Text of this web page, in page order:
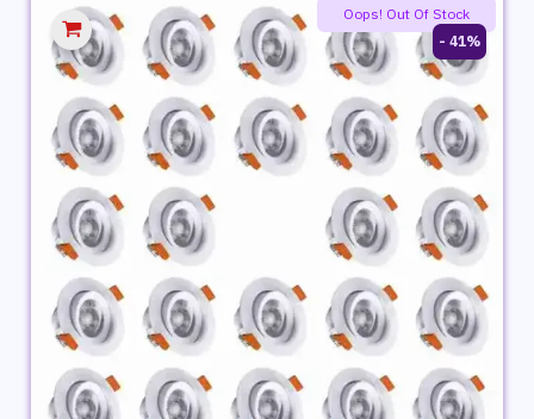
41% -
Oops! Out Of Stock